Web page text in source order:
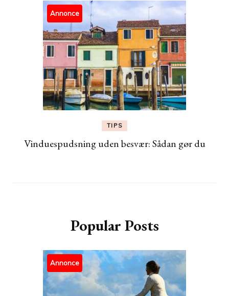
Annonce
TIPS
Vinduespudsning uden besvær: Sådan gør du
Popular Posts
Annonce